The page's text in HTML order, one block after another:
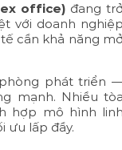
office) đang
với doanh
cần khả năng
phát triển
mạnh. Nhiều
hợp mô hình
ưu lấp đầy.